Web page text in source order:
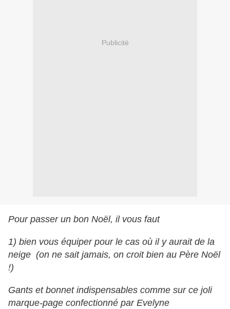
Publicité
Pour passer un bon Noël, il vous faut
1) bien vous équiper pour le cas où il y aurait de la
neige (on ne sait jamais, on croit bien au Père Noël
!)
Gants et bonnet indispensables comme sur ce joli
marque-page confectionné par Evelyne